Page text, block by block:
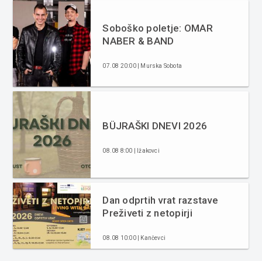
Soboško poletje: OMAR
NABER & BAND
07.08 20:00 | Murska Sobota
BÜJRAŠKI DNEVI 2026
08.08 8:00 | Ižakovci
Dan odprtih vrat razstave
Preživeti z netopirji
08.08 10:00 | Kančevci